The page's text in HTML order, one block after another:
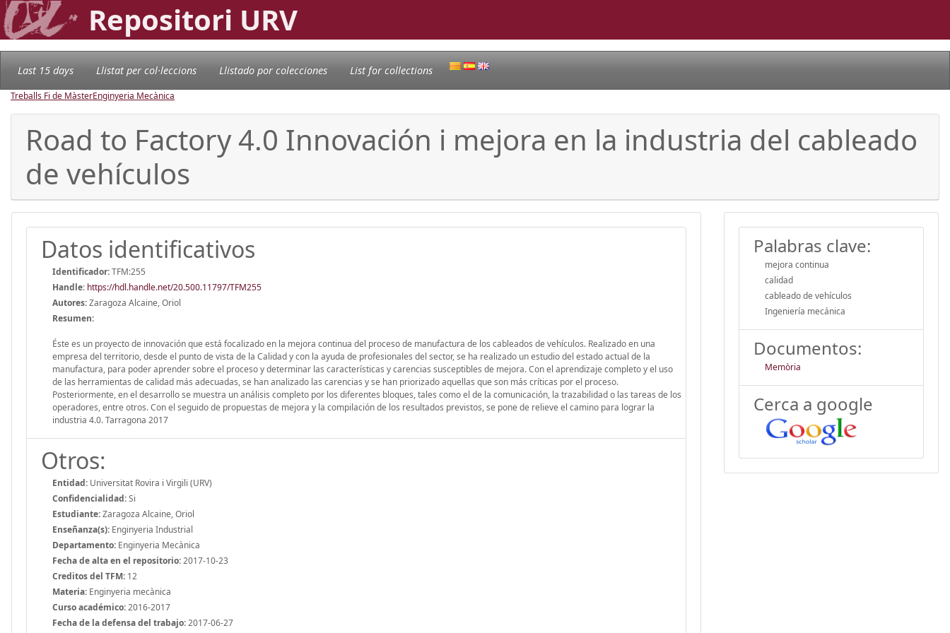
Repositori URV
Last 15 days Llistat per col·leccions Llistado por colecciones List for collections
Treballs Fi de MàsterEnginyeria Mecànica
Road to Factory 4.0 Innovación i mejora en la industria del cableado
de vehículos
Datos identificativos
Identificador:TFM:255
Handle: https://hdl.handle.net/20.500.11797/TFM255
Autores:Zaragoza Alcaine, Oriol
Resumen:
Éste es un proyecto de innovación que está focalizado en la mejora continua del proceso de manufactura de los cableados de vehículos. Realizado en una
empresa del territorio, desde el punto de vista de la Calidad y con la ayuda de profesionales del sector, se ha realizado un estudio del estado actual de la
manufactura, para poder aprender sobre el proceso y determinar las características y carencias susceptibles de mejora. Con el aprendizaje completo y el uso
de las herramientas de calidad más adecuadas, se han analizado las carencias y se han priorizado aquellas que son más críticas por el proceso.
Posteriormente, en el desarrollo se muestra un análisis completo por los diferentes bloques, tales como el de la comunicación, la trazabilidad o las tareas de los
operadores, entre otros. Con el seguido de propuestas de mejora y la compilación de los resultados previstos, se pone de relieve el camino para lograr la
industria 4.0. Tarragona 2017
Otros:
Entidad: Universitat Rovira i Virgili (URV)
Confidencialidad:Si
Estudiante:Zaragoza Alcaine, Oriol
Enseñanza(s): Enginyeria Industrial
Departamento: Enginyeria Mecànica
Fecha de alta en el repositorio:2017-10-23
Creditos del TFM: 12
Materia: Enginyeria mecànica
Curso académico:2016-2017
Fecha de la defensa del trabajo:2017-06-27
Palabras clave:
mejora continua
calidad
cableado de vehículos
Ingeniería mecánica
Documentos:
Memòria
Cerca a google